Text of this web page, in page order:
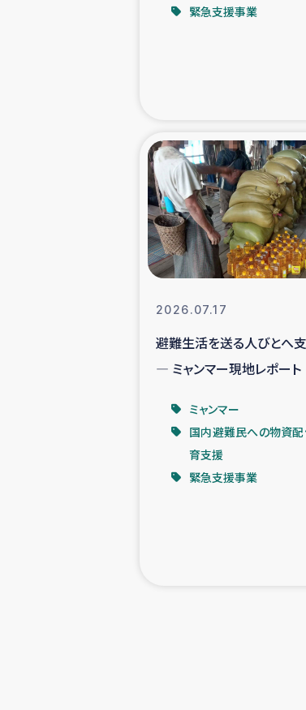
ベイ
アグ
緊急支援事業
2026.07.17
避難生活を送る人びとへ
― ミャンマー現地レポート
ミャンマー
国内避難民への物資
育支援
緊急支援事業